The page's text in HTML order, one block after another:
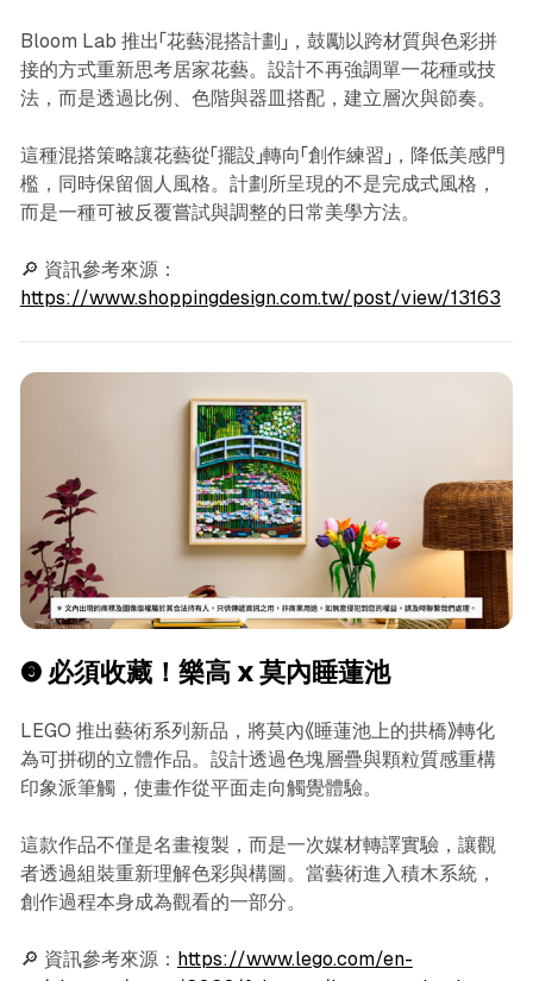
Bloom Lab 推出「花藝混搭計劃」，鼓勵以跨材質與色彩拼
接的方式重新思考居家花藝。設計不再強調單一花種或技
法，而是透過比例、色階與器皿搭配，建立層次與節奏。
這種混搭策略讓花藝從「擺設」轉向「創作練習」，降低美感門
檻，同時保留個人風格。計劃所呈現的不是完成式風格，
而是一種可被反覆嘗試與調整的日常美學方法。
🔎 資訊參考來源：
https://www.shoppingdesign.com.tw/post/view/13163
❸ 必須收藏！樂高 x 莫內睡蓮池
LEGO 推出藝術系列新品，將莫內《睡蓮池上的拱橋》轉化
為可拼砌的立體作品。設計透過色塊層疊與顆粒質感重構
印象派筆觸，使畫作從平面走向觸覺體驗。
這款作品不僅是名畫複製，而是一次媒材轉譯實驗，讓觀
者透過組裝重新理解色彩與構圖。當藝術進入積木系統，
創作過程本身成為觀看的一部分。
🔎 資訊參考來源： https://www.lego.com/en-